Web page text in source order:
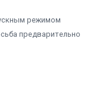
режимом
предварительно